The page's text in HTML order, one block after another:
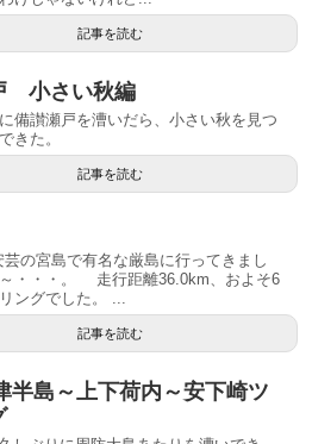
記事を読む
小さい秋編
備讃瀬戸を漕いだら、小さい秋を見つ
きた。
記事を読む
の宮島で有名な厳島に行ってきまし
・・・。 走行距離36.0km、およそ6
ングでした。 ...
記事を読む
半島～上下荷内～安下崎ツ